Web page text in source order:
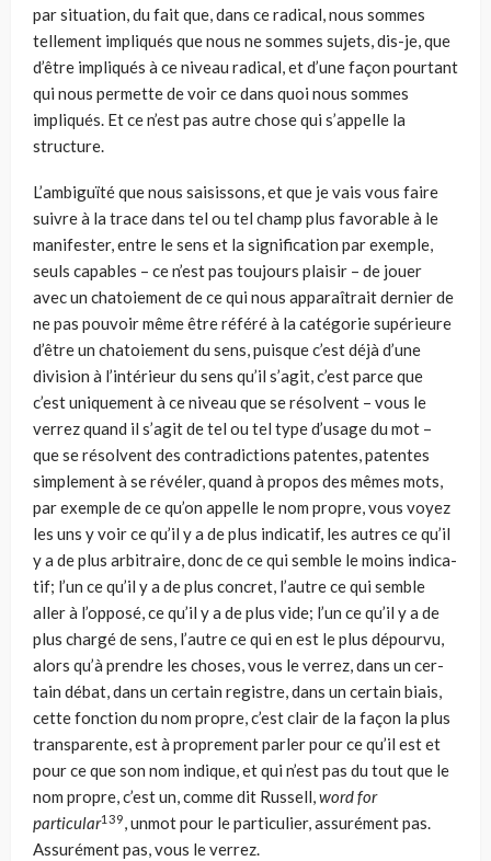
par situation, du fait que, dans ce radical, nous sommes
tellement impliqués que nous ne sommes sujets, dis-je, que
d’être impliqués à ce niveau radical, et d’une façon pourtant
qui nous per­mette de voir ce dans quoi nous sommes
impliqués. Et ce n’est pas autre chose qui s’appelle la
structure.
L’ambiguïté que nous saisissons, et que je vais vous faire
suivre à la trace dans tel ou tel champ plus favorable à le
manifester, entre le sens et la signification par exemple,
seuls capables – ce n’est pas toujours plaisir – de jouer
avec un chatoiement de ce qui nous apparaîtrait dernier de
ne pas pouvoir même être référé à la catégorie supérieure
d’être un chatoiement du sens, puisque c’est déjà d’une
division à l’intérieur du sens qu’il s’agit, c’est parce que
c’est uniquement à ce niveau que se résolvent – vous le
verrez quand il s’agit de tel ou tel type d’usage du mot –
que se résolvent des contradictions patentes, patentes
sim­plement à se révéler, quand à propos des mêmes mots,
par exemple de ce qu’on appelle le nom propre, vous voyez
les uns y voir ce qu’il y a de plus indicatif, les autres ce qu’il
y a de plus arbitraire, donc de ce qui semble le moins indica­
tif; l’un ce qu’il y a de plus concret, l’autre ce qui semble
aller à l’opposé, ce qu’il y a de plus vide; l’un ce qu’il y a de
plus chargé de sens, l’autre ce qui en est le plus dépourvu,
alors qu’à prendre les choses, vous le verrez, dans un cer­
tain débat, dans un certain registre, dans un certain biais,
cette fonction du nom propre, c’est clair de la façon la plus
transparente, est à proprement parler pour ce qu’il est et
pour ce que son nom indique, et qui n’est pas du tout que le
nom propre, c’est un, comme dit Russell,word for
particular139, unmot pour le par­ticulier, assurément pas.
Assurément pas, vous le verrez.